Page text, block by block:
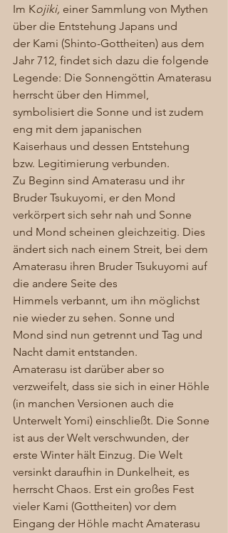
Im Kojiki, einer Sammlung von Mythen
über die Entstehung Japans und
der Kami (Shinto-Gottheiten) aus dem
Jahr 712, findet sich dazu die folgende
Legende: Die Sonnengöttin Amaterasu
herrscht über den Himmel,
symbolisiert die Sonne und ist zudem
eng mit dem japanischen
Kaiserhaus und dessen Entstehung
bzw. Legitimierung verbunden.
Zu Beginn sind Amaterasu und ihr
Bruder Tsukuyomi, er den Mond
verkörpert sich sehr nah und Sonne
und Mond scheinen gleichzeitig. Dies
ändert sich nach einem Streit, bei dem
Amaterasu ihren Bruder Tsukuyomi auf
die andere Seite des
Himmels verbannt, um ihn möglichst
nie wieder zu sehen. Sonne und
Mond sind nun getrennt und Tag und
Nacht damit entstanden.
Amaterasu ist darüber aber so
verzweifelt, dass sie sich in einer Höhle
(in manchen Versionen auch die
Unterwelt Yomi) einschließt. Die Sonne
ist aus der Welt verschwunden, der
erste Winter hält Einzug. Die Welt
versinkt daraufhin in Dunkelheit, es
herrscht Chaos. Erst ein großes Fest
vieler Kami (Gottheiten) vor dem
Eingang der Höhle macht Amaterasu